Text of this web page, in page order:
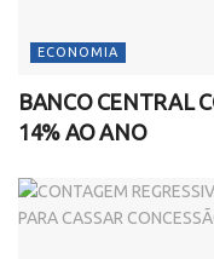
ECONOMIA
BANCO CENTRAL
14% AO ANO